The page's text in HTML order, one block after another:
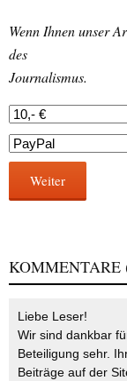
Wenn Ihnen unser
des
Journalismus.
Weiter
KOMMENTARE
Liebe Leser!
Wir sind dankbar
Beteiligung sehr.
Beiträge auf der